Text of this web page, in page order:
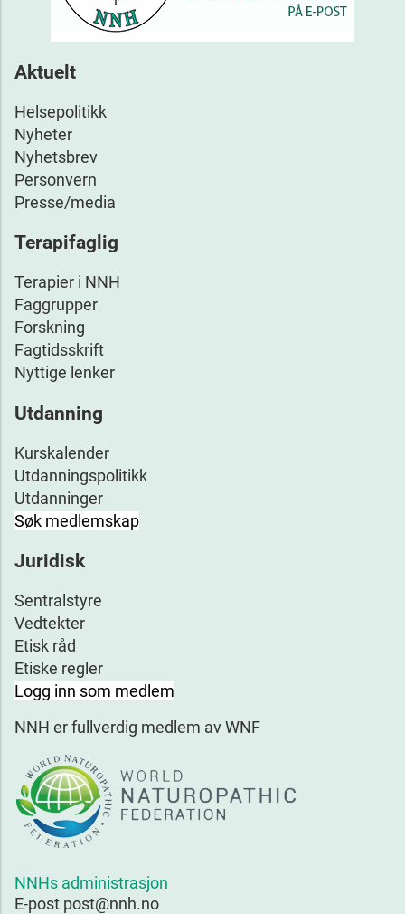
Aktuelt
Helsepolitikk
Nyheter
Nyhetsbrev
Personvern
Presse/media
Terapifaglig
Terapier i NNH
Faggrupper
Forskning
Fagtidsskrift
Nyttige lenker
Utdanning
Kurskalender
Utdanningspolitikk
Utdanninger
Søk medlemskap
Juridisk
Sentralstyre
Vedtekter
Etisk råd
Etiske regler
Logg inn som medlem
NNH er fullverdig medlem av WNF
NNHs administrasjon
E-post post@nnh.no